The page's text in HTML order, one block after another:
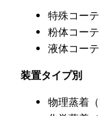
特殊コー
粉体コー
液体コー
装置タイプ別
物理蒸着（